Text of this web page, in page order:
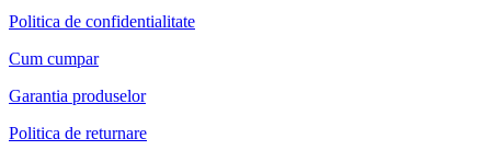
Politica de confidentialitate
Cum cumpar
Garantia produselor
Politica de returnare